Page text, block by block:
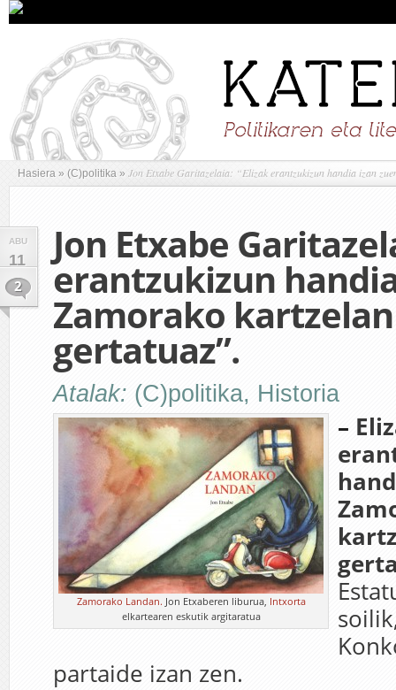
Hasiera » (C)politika » Jon Etxabe Garitazelaia: “Elizak erantzukizun handia izan
ABU
11
2
Jon Etxabe
erantzukizun
Zamorako kartzelan
gertatuaz”.
Atalak: (C)politika, Historia
Zamorako Landan. Jon Etxaberen liburua, Intxorta
elkartearen eskutik argitaratua
–
partaide izan zen.